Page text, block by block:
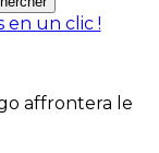
affrontera le